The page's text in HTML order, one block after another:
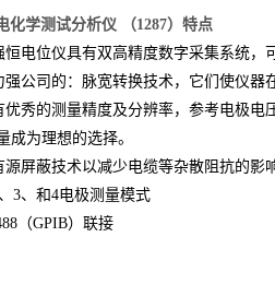
化学测试分析仪 （1287）特点
电位仪具有双高精度数字采集系统，
公司的：脉宽转换技术，它们使仪器
秀的测量精度及分辨率，参考电极电
成为理想的选择。
屏蔽技术以减少电缆等杂散阻抗的影
3、和4电极测量模式
（GPIB）联接